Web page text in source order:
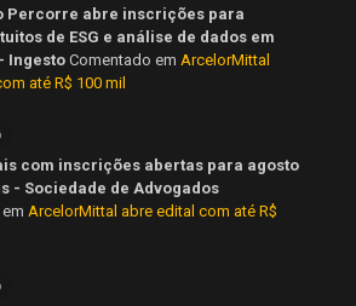
Percorre abre inscrições para
de ESG e análise de dados em
Ingesto Comentado em ArcelorMittal
até R$ 100 mil
com inscrições abertas para agosto
- Sociedade de Advogados
ArcelorMittal abre edital com até R$